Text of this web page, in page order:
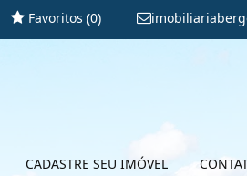
Favoritos (0)
CADASTRE SEU IMÓVEL